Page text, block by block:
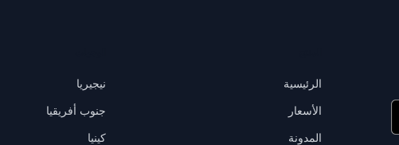
الرئيسية
الأسعار
المدونة
نيجيريا
جنوب أفريقيا
كينيا